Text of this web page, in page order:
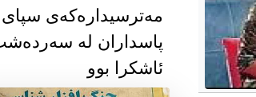
مەترسیدارەکەی سپای
پاسداران لە
ئاشکرا بوو